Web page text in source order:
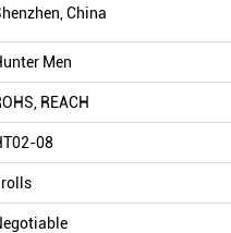
China
Men
REACH
08